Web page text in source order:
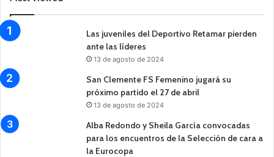
Las juveniles del Deportivo Retamar pierden
ante las líderes
13 de agosto de 2024
San Clemente FS Femenino jugará su
próximo partido el 27 de abril
13 de agosto de 2024
Alba Redondo y Sheila García convocadas
para los encuentros de la Selección de cara a
la Eurocopa